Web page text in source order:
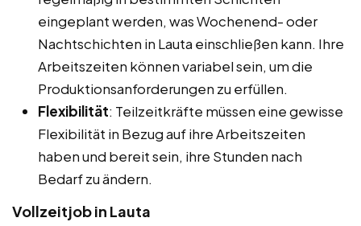
eingeplant werden, was Wochenend- oder
Nachtschichten in Lauta einschließen kann. Ihre
Arbeitszeiten können variabel sein, um die
Produktionsanforderungen zu erfüllen.
Flexibilität: Teilzeitkräfte müssen eine gewisse
Flexibilität in Bezug auf ihre Arbeitszeiten
haben und bereit sein, ihre Stunden nach
Bedarf zu ändern.
Vollzeitjob in Lauta